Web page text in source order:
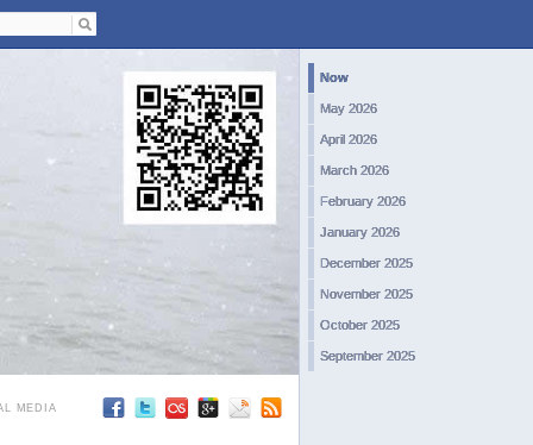
Now
May 2026
April 2026
March 2026
February 2026
January 2026
December 2025
November 2025
October 2025
September 2025
MEDIA